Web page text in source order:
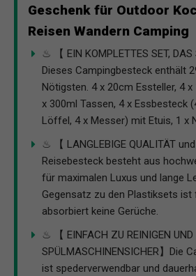
Geschenk für Outdoor
Reisen Wandern Camping
♨ 【 EIN KOMPLETTES SET, DAS
Dieses Campingbesteck enthält
Nötigsten. 4 x 20cm Essteller, 4
x 300ml Tassen, 4 x Essbesteck
Löffel, 4 x Messer) mit Etuis, 1 x
♨ 【 LANGLEBIGE QUALITÄT
Reisebesteck besteht aus
für maximalen Luxus und lange
Gegensatz zu den Plastiksets ist
absorbiert keine Gerüche.
♨ 【 EINFACH ZU REINIGEN UND
SPÜLMASCHINENSICHER】Die
ist spederverwendbar und